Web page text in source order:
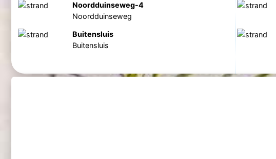
Noordduinseweg-4
Noordduinseweg
Buitensluis
Buitensluis